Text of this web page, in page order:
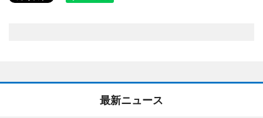
最新ニュース